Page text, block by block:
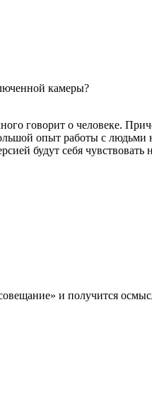
камеры?
говорит о человеке.
опыт работы с людьми
будут себя
и получится